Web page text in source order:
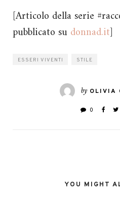
[Articolo della serie
pubblicato su donnad.it]
ESSERI VIVENTI STILE
by OLIVIA
0
YOU MIGHT